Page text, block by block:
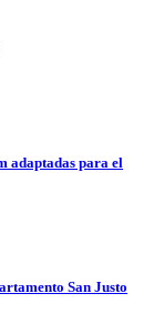
adaptadas para el
San Justo